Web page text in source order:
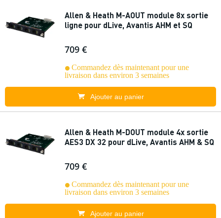
Allen & Heath M-AOUT module 8x sortie
ligne pour dLive, Avantis AHM et SQ
709 €
Commandez dès maintenant pour une
livraison dans environ 3 semaines
Ajouter au panier
Allen & Heath M-DOUT module 4x sortie
AES3 DX 32 pour dLive, Avantis AHM & SQ
709 €
Commandez dès maintenant pour une
livraison dans environ 3 semaines
Ajouter au panier